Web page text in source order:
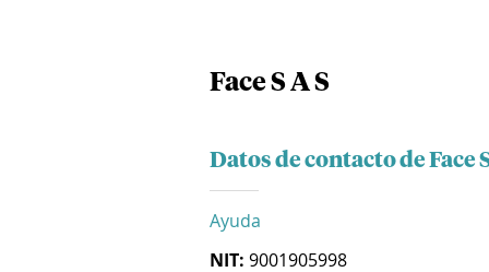
Face S A S
Datos de contacto de Face
Ayuda
NIT: 9001905998